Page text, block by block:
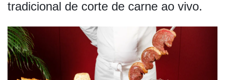
tradicional de corte de carne ao vivo.